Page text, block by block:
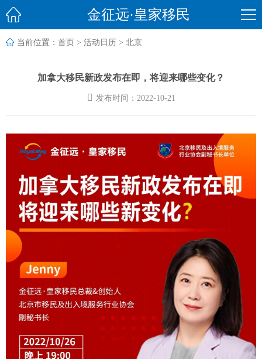
 金征远·皇家移民
 当前位置： 首页 > 活动日历 > 北京
加拿大移民新政发布在即，将迎来哪些变化？
 发布时间：2022-10-21